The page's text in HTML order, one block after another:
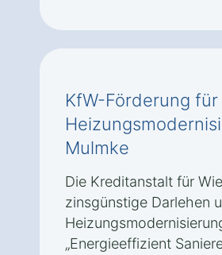
KfW-Förderung für
Mulmke
Die Kreditanstalt für
zinsgünstige Darlehen
„Energieeffizient